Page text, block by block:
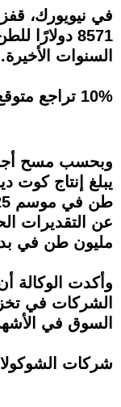
8571
السنوات الأخيرة.
10% تراجع متوقع في الإنتاج السنوي
وبحسب مسح
مليون طن في
وأكدت الوكالة
الشركات في
السوق في
شركات